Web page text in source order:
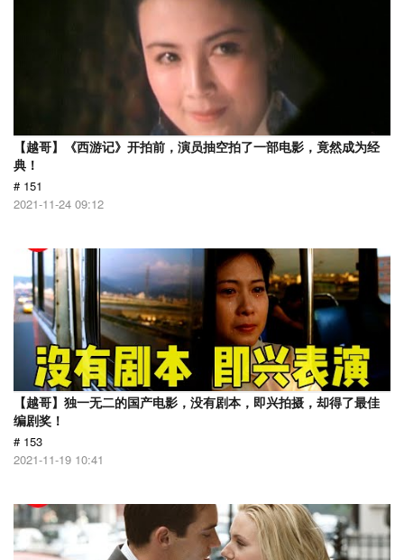
【越哥】《西游记》开拍前，演员抽空拍了一部电影，竟然成为经
典！
# 151
2021-11-24 09:12
【越哥】独一无二的国产电影，没有剧本，即兴拍摄，却得了最佳
编剧奖！
# 153
2021-11-19 10:41